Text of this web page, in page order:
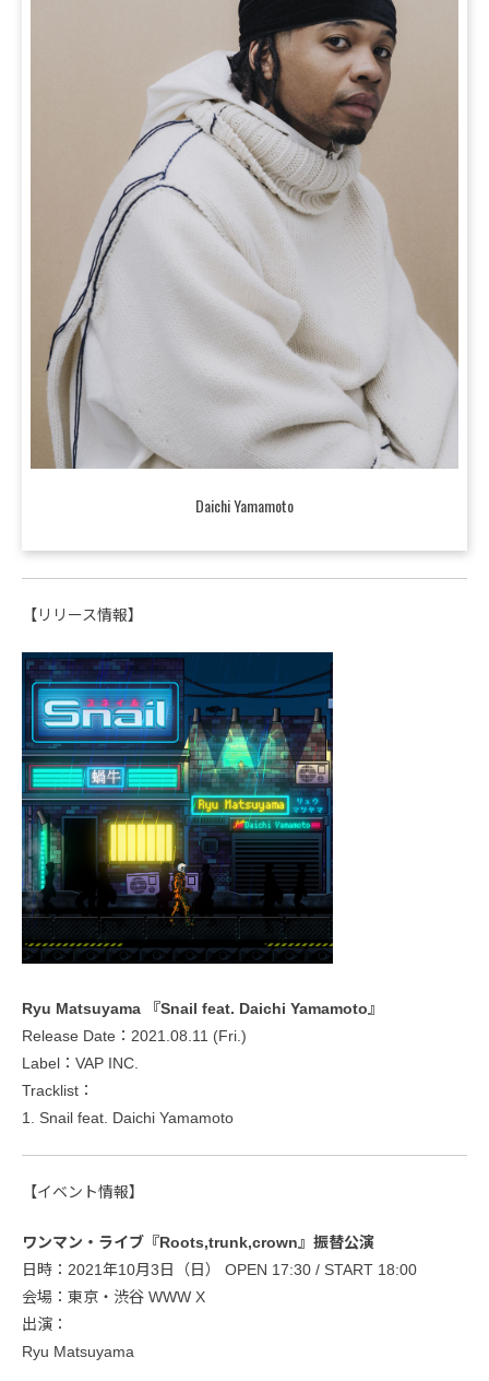
Daichi Yamamoto
【リリース情報】
Ryu Matsuyama 『Snail feat. Daichi Yamamoto』
Release Date：2021.08.11 (Fri.)
Label：VAP INC.
Tracklist：
1. Snail feat. Daichi Yamamoto
【イベント情報】
ワンマン・ライブ『Roots,trunk,crown』振替公演
日時：2021年10月3日（日） OPEN 17:30 / START 18:00
会場：東京・渋谷 WWW X
出演：
Ryu Matsuyama